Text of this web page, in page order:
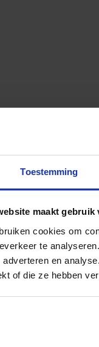
Toestemming
maakt gebruik
cookies om
te
adverteren en
of die ze hebben